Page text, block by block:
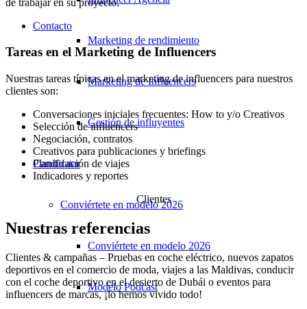
Marketing de rendimiento
Marketing de Influencers
Gestión de influyentes
Candidatar
Conviértete en modelo 2026
Conviértete en modelo 2026
Modelo Podcast
Contacto
Tareas en el Marketing de Influencers
Nuestras tareas típicas en el marketing de influencers para nuestros
clientes son:
Conversaciones iniciales frecuentes: How to y/o Creativos
Selección de influencers
Negociación, contratos
Creativos para publicaciones y briefings
Planificación de viajes
Indicadores y reportes
Clientes
Nuestras referencias
Clientes & campañas – Pruebas en coche eléctrico, nuevos zapatos
deportivos en el comercio de moda, viajes a las Maldivas, conducir
con el coche deportivo en el desierto de Dubái o eventos para
influencers de marcas, ¡lo hemos vivido todo!